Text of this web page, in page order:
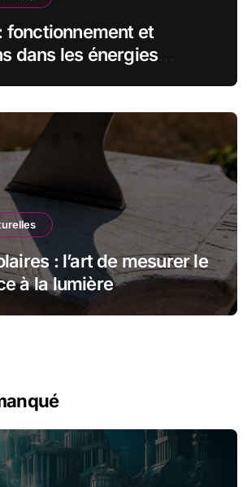
fonctionnement et
dans les énergies
: l’art de mesurer le
à la lumière